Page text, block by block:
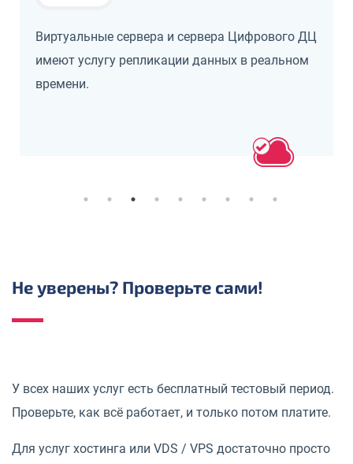
Виртуальные сервера и сервера Цифрового ДЦ
имеют услугу репликации данных в реальном
времени.
Не уверены? Проверьте сами!
У всех наших услуг есть бесплатный тестовый период.
Проверьте, как всё работает, и только потом платите.
Для услуг хостинга или VDS / VPS достаточно просто